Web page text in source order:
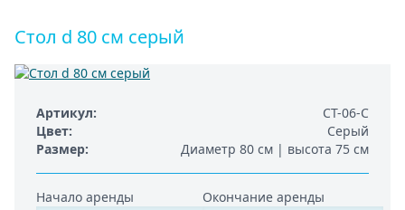
Стол d 80 см серый
Артикул
СТ-06-С
Цвет
Серый
Размер
Диаметр 80 см | высота 75 см
Начало аренды Окончание аренды